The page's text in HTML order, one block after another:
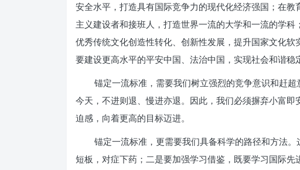
安全水平，打造具有国际竞争力的现代化经济强国；在
主义建设者和接班人，打造世界一流的大学和一流的学
优秀传统文化创造性转化、创新性发展，提升国家文化
要建设更高水平的平安中国、法治中国，实现社会和谐稳
锚定一流标准，需要我们树立强烈的竞争意识和赶
今天，不进则退、慢进亦退。因此，我们必须摒弃小富
迫感，向着更高的目标迈进。
锚定一流标准，更需要我们具备科学的路径和方法
短板，对症下药；二是要加强学习借鉴，既要学习国际